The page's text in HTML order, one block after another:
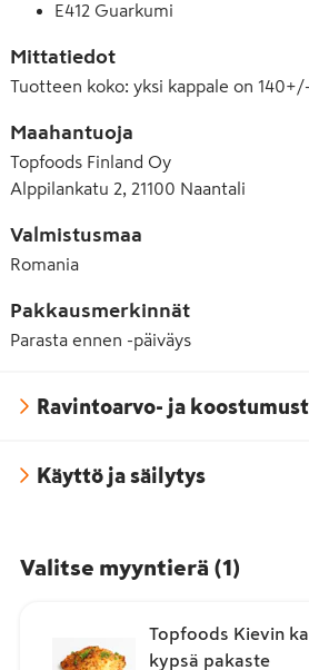
E412 Guarkumi
Mittatiedot
Tuotteen koko: yksi kappale on
Maahantuoja
Topfoods Finland Oy
Alppilankatu 2, 21100 Naantali
Valmistusmaa
Romania
Pakkausmerkinnät
Parasta ennen -päiväys
Ravintoarvo- ja
Käyttö ja säilytys
Valitse myyntierä (1 )
Topfoods Kievin
kypsä pakaste